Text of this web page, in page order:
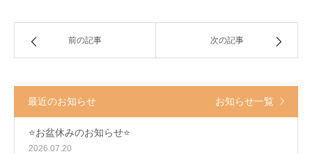
前の記事 次の記事
最近のお知らせ お知らせ一覧
⭐️お盆休みのお知らせ⭐️
2026.07.20